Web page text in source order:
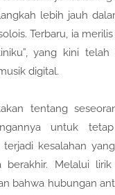
lebih jauh
Terbaru, ia
yang kini
digital.
tentang
untuk
kesalahan
berakhir. Melalui
bahwa hubungan